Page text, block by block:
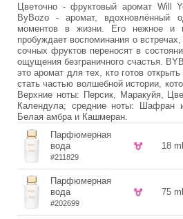
Цветочно - фруктовый аромат Will
ByBozo - аромат, вдохновлённый
моментов в жизни. Его нежное и
пробуждает воспоминания о
сочных фруктов переносят в
ощущения безграничного счастья.
это аромат для тех, кто готов
стать частью волшебной истории,
Верхние ноты: Персик, Маракуйя,
Календула; средние ноты: Шафран
Белая амбра и Кашмеран.
Парфюмерная
вода
#211829
18 ml
Парфюмерная
вода
#202699
75 ml